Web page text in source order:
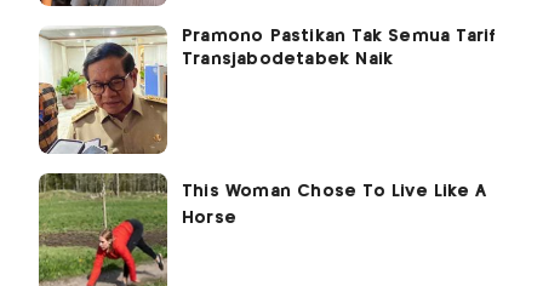
Pramono Pastikan Tak Semua Tarif
Transjabodetabek Naik